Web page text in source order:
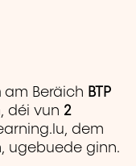
am Beräich BTP
déi vun 2
dem
ugebuede ginn.